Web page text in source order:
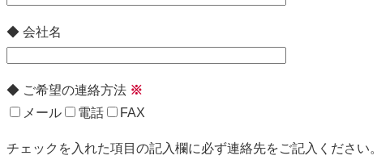
◆ 会社名
◆ ご希望の連絡方法 ※
メール
電話 FAX
チェックを入れた項目の記入欄に必ず連絡先をご記入ください。